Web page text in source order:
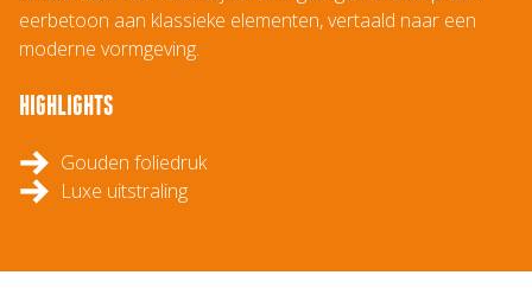
eerbetoon aan klassieke elementen, vertaald naar een
moderne vormgeving.
HIGHLIGHTS
Gouden foliedruk
Luxe uitstraling